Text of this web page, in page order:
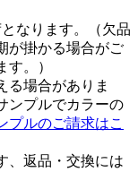
なります。（欠品
が掛かる場合がご
。）
る場合がありま
ンプルでカラーの
プルのご請求はこ
、返品・交換には